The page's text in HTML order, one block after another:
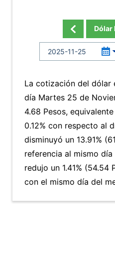
Dólar
La cotización del dólar
día Martes 25 de
4.68 Pesos,
0.12% con respecto al
disminuyó un 13.91%
referencia al mismo
redujo un 1.41% (54.54
con el mismo día del